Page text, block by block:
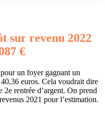
sur revenu 2022
€
un foyer gagnant un
euros. Cela voudrait dire
2e rentrée d’argent. On prend
2021 pour l’estimation.